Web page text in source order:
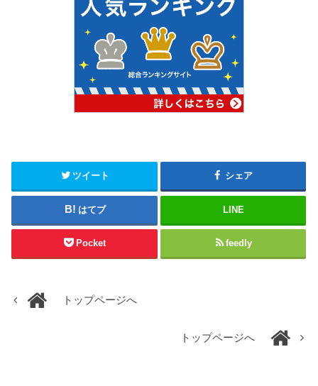
ツイート シェア
はてブ LINE
Pocket feedly
トップページへ
トップページへ